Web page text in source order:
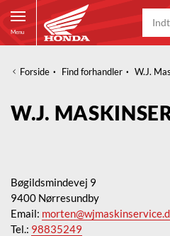
Menu
Forside · Find forhandler · W.J.
W.J.
Bøgildsmindevej 9
9400 Nørresundby
Email:
Tel.: 98835249